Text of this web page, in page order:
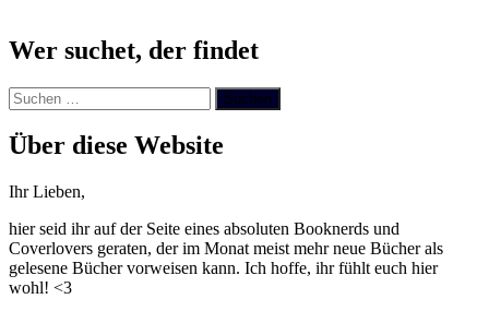
Wer suchet, der findet
Suchen
nach:
Über diese Website
Ihr Lieben,
hier seid ihr auf der Seite eines absoluten Booknerds und
Coverlovers geraten, der im Monat meist mehr neue Bücher als
gelesene Bücher vorweisen kann. Ich hoffe, ihr fühlt euch hier
wohl! <3